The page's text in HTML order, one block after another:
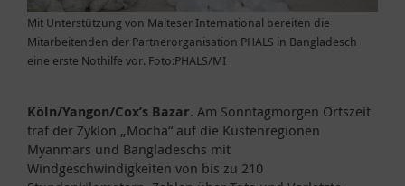
Mit Unterstützung von Malteser International bereiten die
Mitarbeitenden der Partnerorganisation PHALS in Bangladesch
eine erste Nothilfe vor. Foto:PHALS/MI
Köln/Yangon/Cox’s Bazar. Am Sonntagmorgen Ortszeit
traf der Zyklon „Mocha“ auf die Küstenregionen
Myanmars und Bangladeschs mit
Windgeschwindigkeiten von bis zu 210